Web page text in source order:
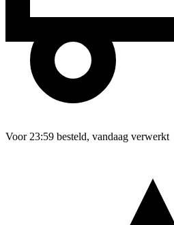
Voor 23:59 besteld, vandaag verwerkt